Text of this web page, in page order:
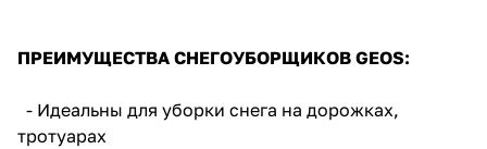
ПРЕИМУЩЕСТВА СНЕГОУБОРЩИКОВ GEOS:
- Идеальны для уборки снега на дорожках,
тротуарах
раз в 2
plait.ru